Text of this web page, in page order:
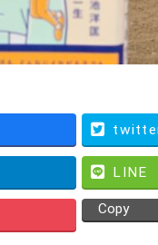
LINE
Copy